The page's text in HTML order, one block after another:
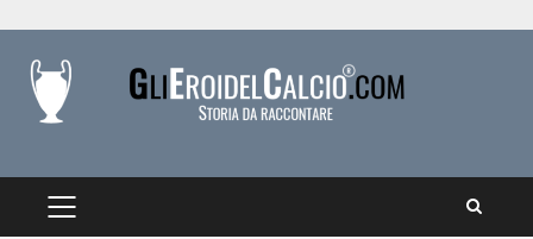
content
PRIMARY